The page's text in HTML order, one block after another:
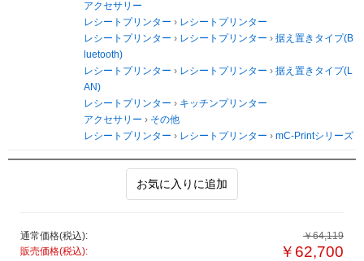
アクセサリー
レシートプリンター › レシートプリンター
レシートプリンター › レシートプリンター › 据え置きタイプ(B
luetooth)
レシートプリンター › レシートプリンター › 据え置きタイプ(L
AN)
レシートプリンター › キッチンプリンター
アクセサリー › その他
レシートプリンター › レシートプリンター › mC-Printシリーズ
お気に入りに追加
通常価格(税込):
￥64,119
販売価格(税込):
￥62,700